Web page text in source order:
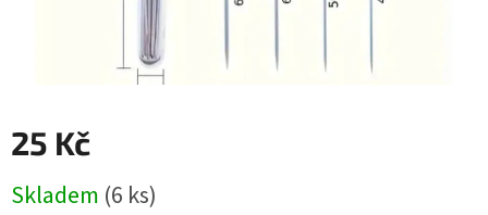
25 Kč
cena:
Skladem (6 ks)